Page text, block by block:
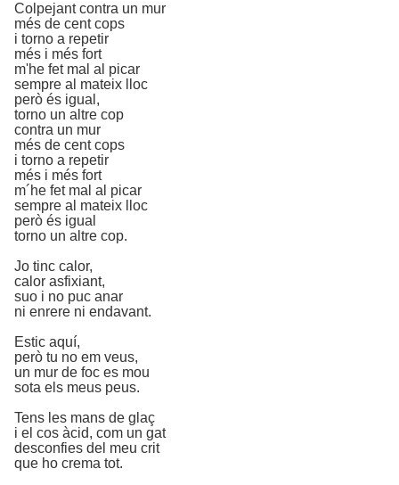
Colpejant contra un mur
més de cent cops
i torno a repetir
més i més fort
m'he fet mal al picar
sempre al mateix lloc
però és igual,
torno un altre cop
contra un mur
més de cent cops
i torno a repetir
més i més fort
m´he fet mal al picar
sempre al mateix lloc
però és igual
torno un altre cop.
Jo tinc calor,
calor asfixiant,
suo i no puc anar
ni enrere ni endavant.
Estic aquí,
però tu no em veus,
un mur de foc es mou
sota els meus peus.
Tens les mans de glaç
i el cos àcid, com un gat
desconfies del meu crit
que ho crema tot.